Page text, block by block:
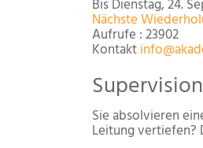
Bis Dienstag, 24.
Nächste
Aufrufe : 23902
Kontakt
Sie absolvieren
Leitung vertiefen?